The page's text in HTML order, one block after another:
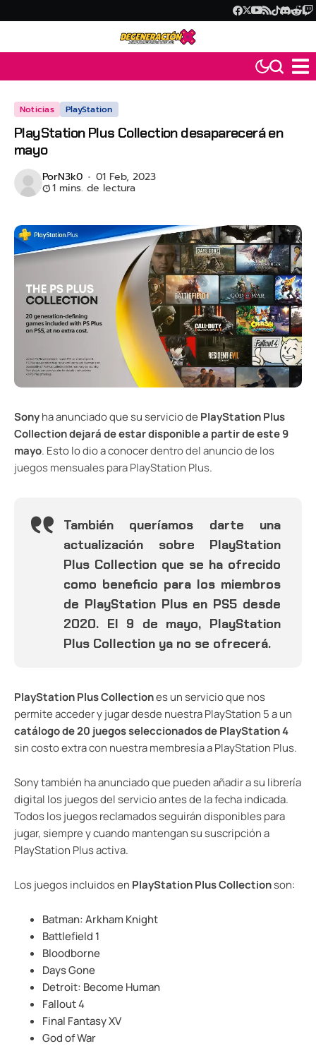
Noticias PlayStation
PlayStation Plus Collection desaparecerá en
mayo
PorN3k0 01 Feb, 2023
1 mins. de lectura
Sonyha anunciado que su servicio de PlayStation Plus
Collection dejará de estar disponible a partir de este 9
mayo. Esto lo dio a conocerdentro del anunciode los
juegos mensuales para PlayStation Plus.
También queríamos darte una
actualización sobre PlayStation
Plus Collection que se ha ofrecido
como beneficio para los miembros
de PlayStation Plus en PS5 desde
2020. El 9 de mayo, PlayStation
Plus Collection ya no se ofrecerá.
PlayStation Plus Collectiones un servicio que nos
permite acceder y jugar desde nuestra PlayStation 5 a un
catálogo de 20 juegos seleccionados de PlayStation 4
sin costo extra con nuestra membresía a PlayStation Plus.
Sony también ha anunciado que pueden añadir a su librería
digital los juegos del servicio antes de la fecha indicada.
Todos los juegos reclamados seguirán disponibles para
jugar, siempre y cuando mantengan su suscripción a
PlayStation Plus activa.
Los juegos incluidos en PlayStation Plus Collectionson:
Batman: Arkham Knight
Battlefield 1
Bloodborne
Days Gone
Detroit: Become Human
Fallout 4
Final Fantasy XV
God of War